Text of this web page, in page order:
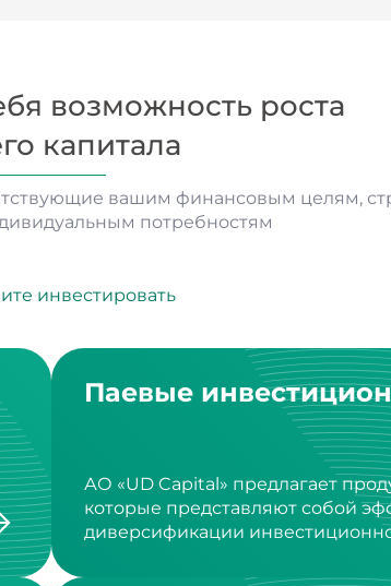
возможность роста
капитала
потребностям
Паевые
АО «UD Capital» предлагает
которые представляют собой
диверсификации